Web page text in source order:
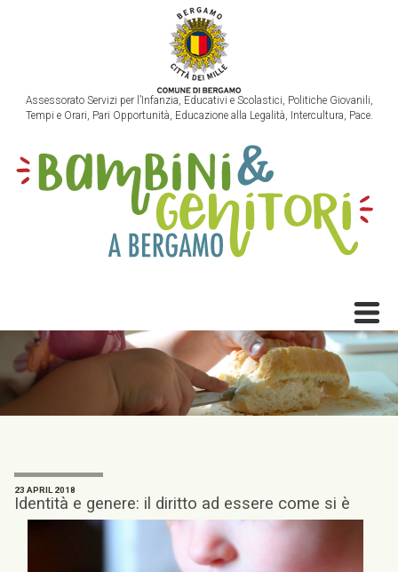
Assessorato Servizi per l’Infanzia, Educativi e Scolastici, Politiche Giovanili,
Tempi e Orari, Pari Opportunità, Educazione alla Legalità, Intercultura, Pace.
23 APRIL 2018
Identità e genere: il diritto ad essere come si è